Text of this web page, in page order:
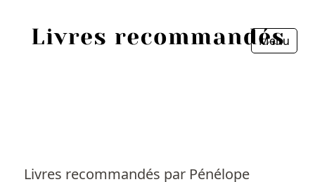
Menu
Livres recommandés par Pénélope
Fermer